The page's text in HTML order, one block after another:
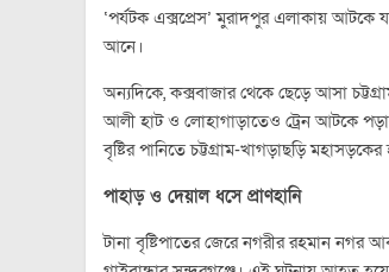
‘পর্যটক এক্সপ্রেস’ মুরাদপুর এলাকায় আটকে
আনে।
অন্যদিকে, কক্সবাজার থেকে ছেড়ে আসা
আলী হাট ও লোহাগাড়াতেও ট্রেন আটকে
বৃষ্টির পানিতে চট্টগ্রাম-খাগড়াছড়ি
পাহাড় ও দেয়াল ধসে প্রাণহানি
টানা বৃষ্টিপাতের জেরে নগরীর রহমান নগর